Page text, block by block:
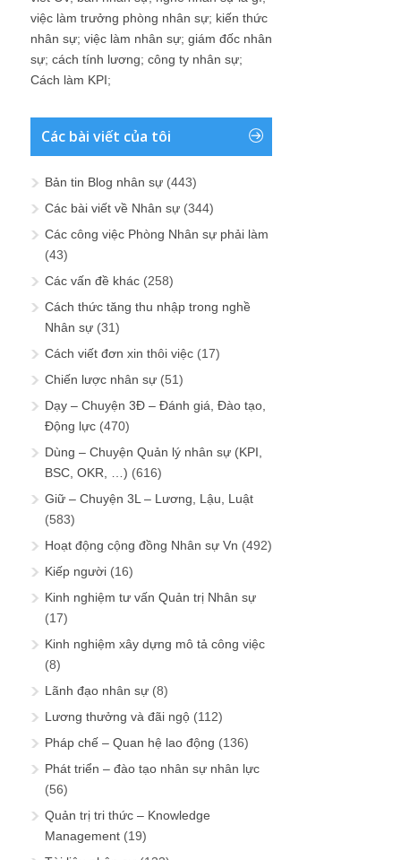
việc làm trưởng phòng nhân sự; kiến thức
nhân sự; việc làm nhân sự; giám đốc nhân
sự; cách tính lương; công ty nhân sự;
Cách làm KPI;
Các bài viết của tôi
Bản tin Blog nhân sự (443)
Các bài viết về Nhân sự (344)
Các công việc Phòng Nhân sự phải làm
(43)
Các vấn đề khác (258)
Cách thức tăng thu nhập trong nghề
Nhân sự (31)
Cách viết đơn xin thôi việc (17)
Chiến lược nhân sự (51)
Dạy – Chuyện 3Đ – Đánh giá, Đào tạo,
Động lực (470)
Dùng – Chuyện Quản lý nhân sự (KPI,
BSC, OKR, …) (616)
Giữ – Chuyện 3L – Lương, Lậu, Luật
(583)
Hoạt động cộng đồng Nhân sự Vn (492)
Kiếp người (16)
Kinh nghiệm tư vấn Quản trị Nhân sự
(17)
Kinh nghiệm xây dựng mô tả công việc
(8)
Lãnh đạo nhân sự (8)
Lương thưởng và đãi ngộ (112)
Pháp chế – Quan hệ lao động (136)
Phát triển – đào tạo nhân sự nhân lực
(56)
Quản trị tri thức – Knowledge
Management (19)